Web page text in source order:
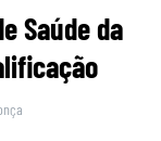
Saúde da